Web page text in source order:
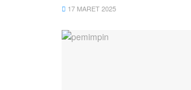
17 MARET 2025